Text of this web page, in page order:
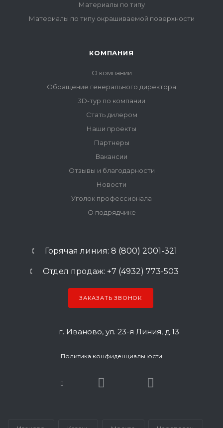
Материалы по типу
Материалы по типу окрашиваемой поверхности
КОМПАНИЯ
О компании
Обращение генерального директора
3D-тур по компании
Стать дилером
Наши проекты
Партнеры
Вакансии
Отзывы и благодарности
Новости
Уголок профессионала
О подрядчике
Горячая линия: 8 (800) 2001-321
Отдел продаж: +7 (4932) 773-503
ЗАКАЗАТЬ ЗВОНОК
г. Иваново, ул. 23-я Линия, д.13
Политика конфиденциальности